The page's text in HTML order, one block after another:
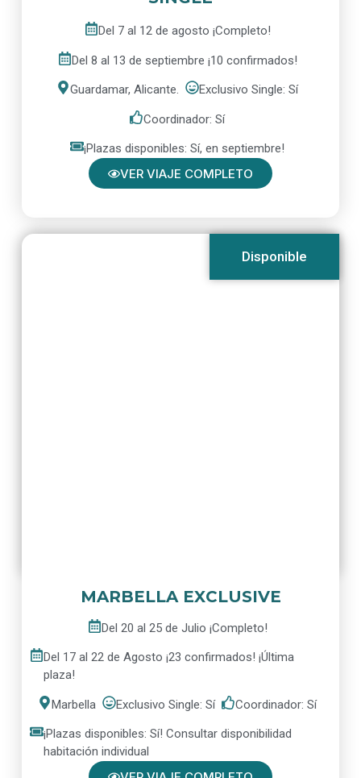
Del 7 al 12 de agosto ¡Completo!
Del 8 al 13 de septiembre ¡10 confirmados!
Guardamar, Alicante. Exclusivo Single: Sí
Coordinador: Sí
¡Plazas disponibles: Sí, en septiembre!
VER VIAJE COMPLETO
Disponible
MARBELLA EXCLUSIVE
Del 20 al 25 de Julio ¡Completo!
Del 17 al 22 de Agosto ¡23 confirmados! ¡Última
plaza!
Marbella Exclusivo Single: Sí Coordinador: Sí
¡Plazas disponibles: Sí! Consultar disponibilidad
habitación individual